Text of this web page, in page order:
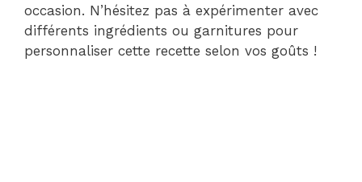
occasion. N’hésitez pas à expérimenter avec
différents ingrédients ou garnitures pour
personnaliser cette recette selon vos goûts !